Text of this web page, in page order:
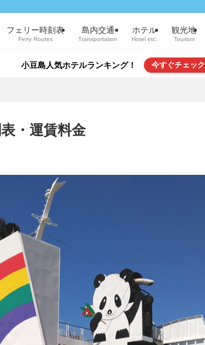
フェリー時刻表
Ferry Routes
島内交通
Transportation
ホテル
Hotel etc.
観光地
Tourism
小豆島人気ホテルランキング！ 今すぐチェック
・運賃料金